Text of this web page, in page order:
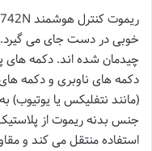
خوبی در دست جای می
چیدمان شده اند. دکمه های
دکمه های ناوبری و دکمه
(مانند نتفلیکس یا
جنس بدنه ریموت از
استفاده منتقل می کند و